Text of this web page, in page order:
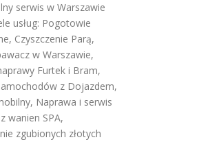
serwis w Warszawie
usług: Pogotowie
, Czyszczenie Parą,
w Warszawie,
Furtek i Bram,
z Dojazdem,
, Naprawa i serwis
wanien SPA,
zgubionych złotych